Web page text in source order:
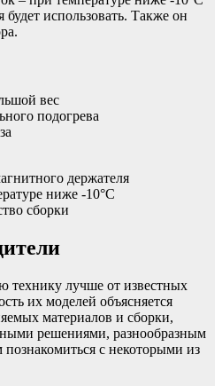
будет использовать. Также он
вес
подогрева
держателя
ниже -10°C
сборки
лучше от известных
их моделей объясняется
материалов и сборки,
решениями, разнообразным
с некоторыми из